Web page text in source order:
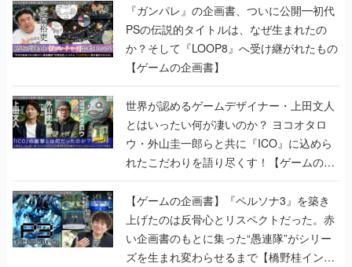
『ガンパレ』の企画書、ついに公開━初代
PSの伝説的タイトルは、なぜ生まれたの
か？そして『LOOP8』へ受け継がれたもの
【ゲームの企画書】
世界が認めるゲームデザイナー・上田文人
とはいったい何が凄いのか？ ヨコオタロ
ウ・外山圭一郎らと共に『ICO』に込めら
れたこだわりを語り尽くす！【ゲームの企
画書】
【ゲームの企画書】『ペルソナ3』を築き
上げたのは反骨心とリスペクトだった。赤
い企画書のもとに集った“愚連隊”がシリー
ズを生まれ変わらせるまで【橋野桂インタ